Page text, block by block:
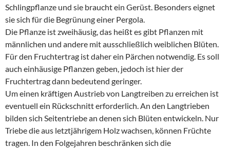
Schlingpflanze und sie braucht ein Gerüst. Besonders eignet
sie sich für die Begrünung einer Pergola.
Die Pflanze ist zweihäusig, das heißt es gibt Pflanzen mit
männlichen und andere mit ausschließlich weiblichen Blüten.
Für den Fruchtertrag ist daher ein Pärchen notwendig. Es soll
auch einhäusige Pflanzen geben, jedoch ist hier der
Fruchtertrag dann bedeutend geringer.
Um einen kräftigen Austrieb von Langtreiben zu erreichen ist
eventuell ein Rückschnitt erforderlich. An den Langtrieben
bilden sich Seitentriebe an denen sich Blüten entwickeln. Nur
Triebe die aus letztjährigem Holz wachsen, können Früchte
tragen. In den Folgejahren beschränken sich die